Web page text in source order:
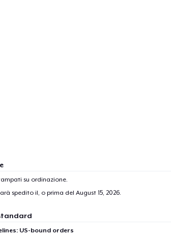
su ordinazione.
spedito il, o prima del August 15, 2026.
US-bound orders